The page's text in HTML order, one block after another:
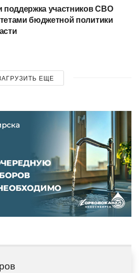
участников СВО
бюджетной политики
ЕЩЕ